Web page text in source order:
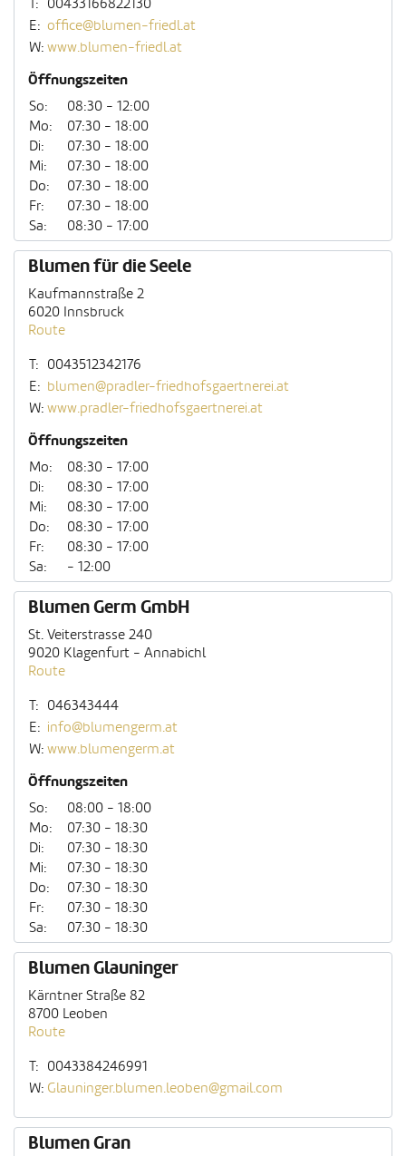
T:
00433166822130
E: office@blumen-friedl.at
W: www.blumen-friedl.at
Öffnungszeiten
So:
08:30 - 12:00
Mo:
07:30 - 18:00
Di:
07:30 - 18:00
Mi:
07:30 - 18:00
Do:
07:30 - 18:00
Fr:
07:30 - 18:00
Sa:
08:30 - 17:00
Blumen für die Seele
Kaufmannstraße 2
6020 Innsbruck
Route
T:
0043512342176
E: blumen@pradler-friedhofsgaertnerei.at
W: www.pradler-friedhofsgaertnerei.at
Öffnungszeiten
Mo:
08:30 - 17:00
Di:
08:30 - 17:00
Mi:
08:30 - 17:00
Do:
08:30 - 17:00
Fr:
08:30 - 17:00
Sa:
- 12:00
Blumen Germ GmbH
St. Veiterstrasse 240
9020 Klagenfurt - Annabichl
Route
T:
046343444
E: info@blumengerm.at
W: www.blumengerm.at
Öffnungszeiten
So:
08:00 - 18:00
Mo:
07:30 - 18:30
Di:
07:30 - 18:30
Mi:
07:30 - 18:30
Do:
07:30 - 18:30
Fr:
07:30 - 18:30
Sa:
07:30 - 18:30
Blumen Glauninger
Kärntner Straße 82
8700 Leoben
Route
T:
0043384246991
W: Glauninger.blumen.leoben@gmail.com
Blumen Gran